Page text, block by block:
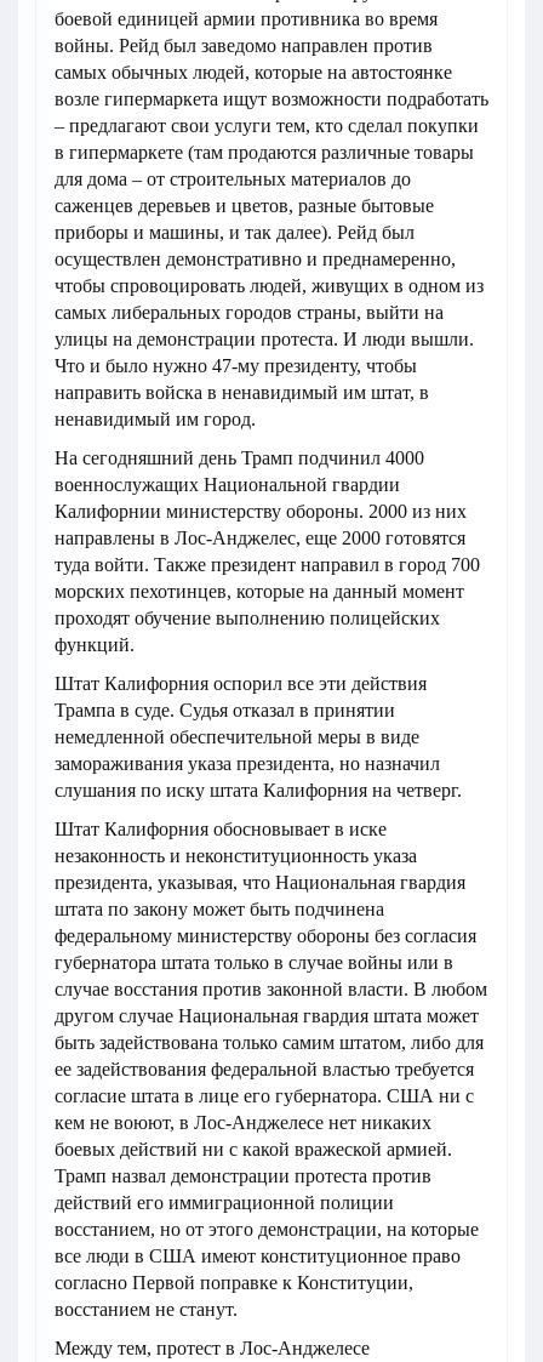
боевой единицей армии противника во время
войны. Рейд был заведомо направлен против
самых обычных людей, которые на автостоянке
возле гипермаркета ищут возможности подработать
– предлагают свои услуги тем, кто сделал покупки
в гипермаркете (там продаются различные товары
для дома – от строительных материалов до
саженцев деревьев и цветов, разные бытовые
приборы и машины, и так далее). Рейд был
осуществлен демонстративно и преднамеренно,
чтобы спровоцировать людей, живущих в одном из
самых либеральных городов страны, выйти на
улицы на демонстрации протеста. И люди вышли.
Что и было нужно 47-му президенту, чтобы
направить войска в ненавидимый им штат, в
ненавидимый им город.
На сегодняшний день Трамп подчинил 4000
военнослужащих Национальной гвардии
Калифорнии министерству обороны. 2000 из них
направлены в Лос-Анджелес, еще 2000 готовятся
туда войти. Также президент направил в город 700
морских пехотинцев, которые на данный момент
проходят обучение выполнению полицейских
функций.
Штат Калифорния оспорил все эти действия
Трампа в суде. Судья отказал в принятии
немедленной обеспечительной меры в виде
замораживания указа президента, но назначил
слушания по иску штата Калифорния на четверг.
Штат Калифорния обосновывает в иске
незаконность и неконституционность указа
президента, указывая, что Национальная гвардия
штата по закону может быть подчинена
федеральному министерству обороны без согласия
губернатора штата только в случае войны или в
случае восстания против законной власти. В любом
другом случае Национальная гвардия штата может
быть задействована только самим штатом, либо для
ее задействования федеральной властью требуется
согласие штата в лице его губернатора. США ни с
кем не воюют, в Лос-Анджелесе нет никаких
боевых действий ни с какой вражеской армией.
Трамп назвал демонстрации протеста против
действий его иммиграционной полиции
восстанием, но от этого демонстрации, на которые
все люди в США имеют конституционное право
согласно Первой поправке к Конституции,
восстанием не станут.
Между тем, протест в Лос-Анджелесе